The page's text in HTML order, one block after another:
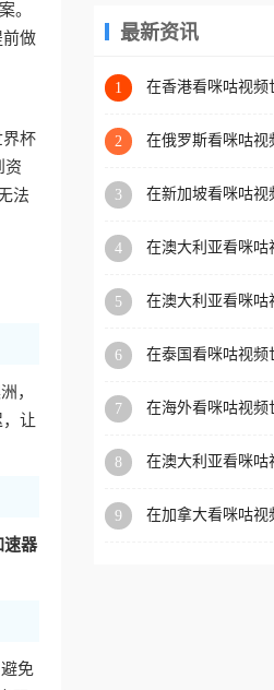
。
前做
界杯
资
法
，
让
速器
免
区工
权限
回国
版权
国、
学、
扰。
最新资讯
1
在香港看咪咕视
2
在俄罗斯看咪咕
3
在新加坡看咪咕视
4
在澳大利亚看咪咕
5
在澳大利亚看咪
6
在泰国看咪咕视频
7
在海外看咪咕视
8
在澳大利亚看咪咕
9
在加拿大看咪咕视